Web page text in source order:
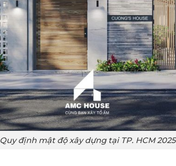
Quy định mật độ xây dựng tại TP. HCM 2025